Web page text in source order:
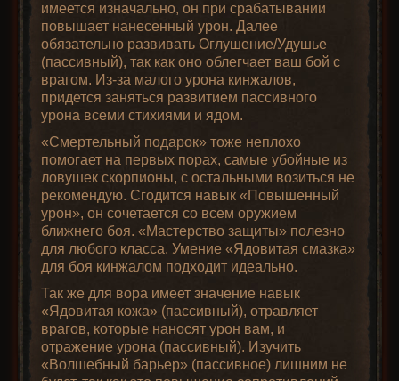
имеется изначально, он при срабатывании
повышает нанесенный урон. Далее
обязательно развивать Оглушение/Удушье
(пассивный), так как оно облегчает ваш бой с
врагом. Из-за малого урона кинжалов,
придется заняться развитием пассивного
урона всеми стихиями и ядом.
«Смертельный подарок» тоже неплохо
помогает на первых порах, самые убойные из
ловушек скорпионы, с остальными возиться не
рекомендую. Сгодится навык «Повышенный
урон», он сочетается со всем оружием
ближнего боя. «Мастерство защиты» полезно
для любого класса. Умение «Ядовитая смазка»
для боя кинжалом подходит идеально.
Так же для вора имеет значение навык
«Ядовитая кожа» (пассивный), отравляет
врагов, которые наносят урон вам, и
отражение урона (пассивный). Изучить
«Волшебный барьер» (пассивное) лишним не